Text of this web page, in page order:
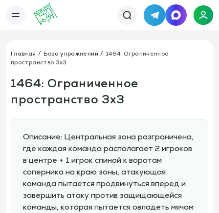
TelegramMAX
Книги
Новости
Отзывы
Политика конфиденциальности
Свяжитесь с нами
Телефон:
TelegramMAX
Главная База упражнений
1464: Ограниченное
пространство 3х3
1464: Ограниченное
пространство 3х3
Описание: Центральная зона разграничена,
где каждая команда располагает 2 игроков
в центре + 1 игрок спиной к воротам
соперника на краю зоны, атакующая
команда пытается продвинуться вперед и
завершить атаку против защищающейся
команды, которая пытается овладеть мячом